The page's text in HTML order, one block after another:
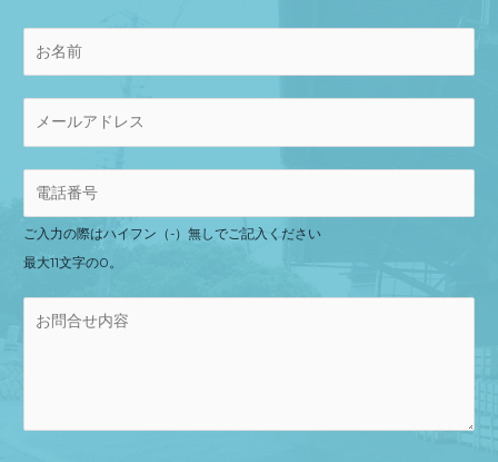
ご入力の際はハイフン（-）無しでご記入ください
最大11文字の0。